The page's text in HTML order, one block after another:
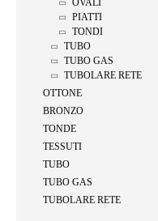
OVALI
PIATTI
TONDI
TUBO
TUBO GAS
TUBOLARE RETE
OTTONE
BRONZO
TONDE
TESSUTI
TUBO
TUBO GAS
TUBOLARE RETE